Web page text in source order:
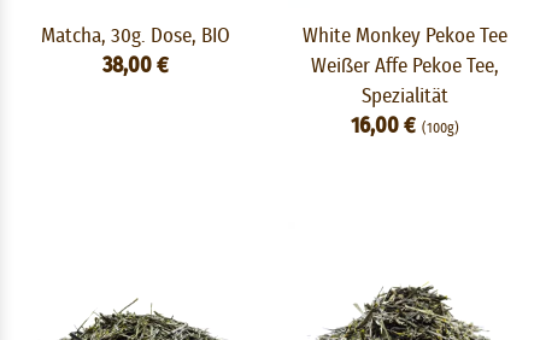
Matcha, 30g. Dose, BIO
38,00 €
White Monkey Pekoe Tee
Weißer Affe Pekoe Tee,
Spezialität
16,00 € (100g)